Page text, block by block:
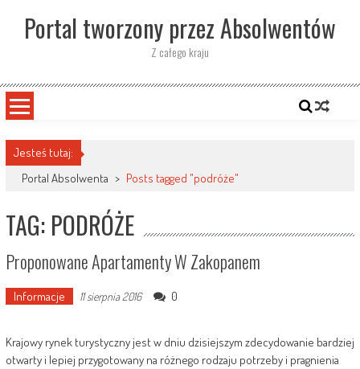
contentPortal tworzony przez Absolwentów
Z całego kraju
Jesteś tutaj:
Portal Absolwenta > Posts tagged "podróże"
TAG: PODRÓŻE
Proponowane Apartamenty W Zakopanem
Informacje 11 sierpnia 2016 0
Krajowy rynek turystyczny jest w dniu dzisiejszym zdecydowanie bardziej
otwarty i lepiej przygotowany na różnego rodzaju potrzeby i pragnienia